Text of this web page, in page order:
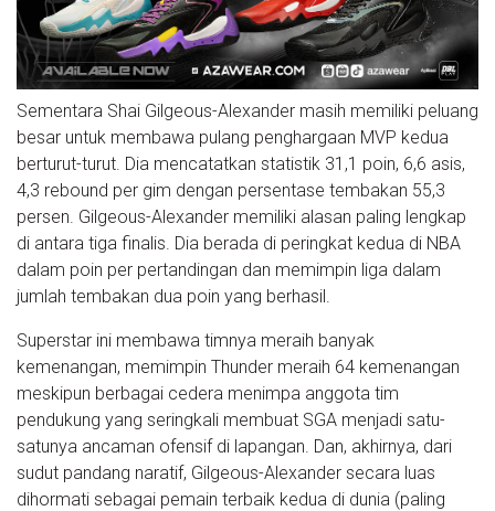
Sementara Shai Gilgeous-Alexander masih memiliki peluang
besar untuk membawa pulang penghargaan MVP kedua
berturut-turut. Dia mencatatkan statistik 31,1 poin, 6,6 asis,
4,3 rebound per gim dengan persentase tembakan 55,3
persen. Gilgeous-Alexander memiliki alasan paling lengkap
di antara tiga finalis. Dia berada di peringkat kedua di NBA
dalam poin per pertandingan dan memimpin liga dalam
jumlah tembakan dua poin yang berhasil.
Superstar ini membawa timnya meraih banyak
kemenangan, memimpin Thunder meraih 64 kemenangan
meskipun berbagai cedera menimpa anggota tim
pendukung yang seringkali membuat SGA menjadi satu-
satunya ancaman ofensif di lapangan. Dan, akhirnya, dari
sudut pandang naratif, Gilgeous-Alexander secara luas
dihormati sebagai pemain terbaik kedua di dunia (paling